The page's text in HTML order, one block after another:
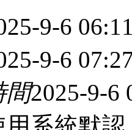
9-6
9-6
間2025-9-6